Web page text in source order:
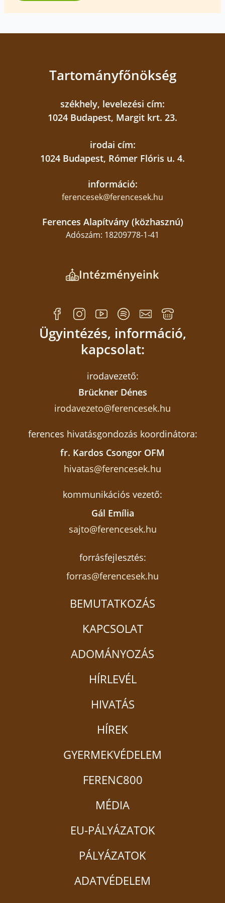
Egyházmegye
Ferences Média 2026
Tartományfőnökség
székhely, levelezési cím:
1024 Budapest, Margit krt. 23.
irodai cím:
1024 Budapest, Rómer Flóris u. 4.
információ:
ferencesek@ferencesek.hu
Ferences Alapítvány (közhasznú)
Adószám: 18209778-1-41
Intézményeink
Ügyintézés, információ,
kapcsolat:
irodavezető:
Brückner Dénes
irodavezeto@ferencesek.hu
ferences hivatásgondozás koordinátora:
fr. Kardos Csongor OFM
hivatas@ferencesek.hu
kommunikációs vezető:
Gál Emília
sajto@ferencesek.hu
forrásfejlesztés:
forras@ferencesek.hu
BEMUTATKOZÁS
KAPCSOLAT
ADOMÁNYOZÁS
HÍRLEVÉL
HIVATÁS
HÍREK
GYERMEKVÉDELEM
FERENC800
MÉDIA
EU-PÁLYÁZATOK
PÁLYÁZATOK
ADATVÉDELEM